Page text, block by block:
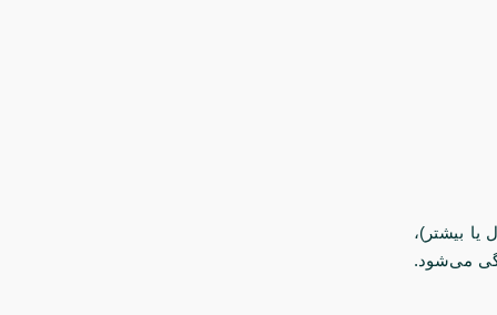
پروتز سینه است. با گذشت زمان (معمولاً پس از ۱۰ سال یا بیشتر)،
می‌شود.